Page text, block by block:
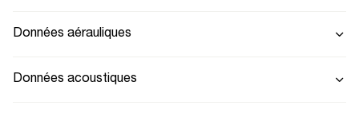
Données aérauliques
Données acoustiques